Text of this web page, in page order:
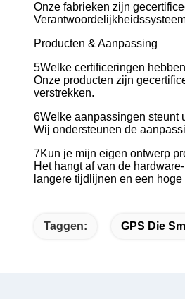
Onze fabrieken zijn
Producten & Aanpassing
5Welke certificeringen
Onze producten zijn
verstrekken.
6Welke aanpassingen steunt
Wij ondersteunen de
7Kun je mijn eigen ontwerp
Het hangt af van de
langere tijdlijnen en een hoge
Taggen: GPS Die